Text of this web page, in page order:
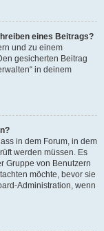
eines Beitrags?
und zu einem
gesicherten Beitrag
in deinem
in dem Forum, in dem
werden müssen. Es
Gruppe von Benutzern
möchte, bevor sie
Administration, wenn